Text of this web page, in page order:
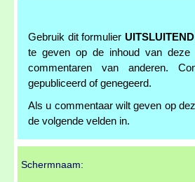
Gebruik dit formulier UITSLUITEND
te geven op de inhoud van deze
commentaren van anderen.
gepubliceerd of genegeerd.
Als u commentaar wilt geven op
de volgende velden in.
Schermnaam: